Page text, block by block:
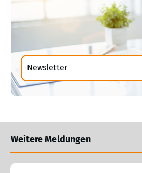
Newsletter
Weitere Meldungen